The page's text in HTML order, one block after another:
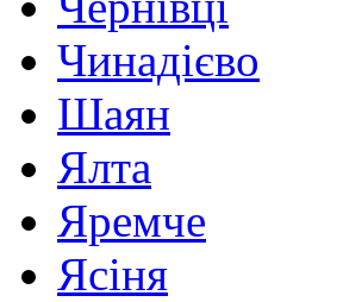
Чинадієво
Шаян
Ялта
Яремче
Ясіня